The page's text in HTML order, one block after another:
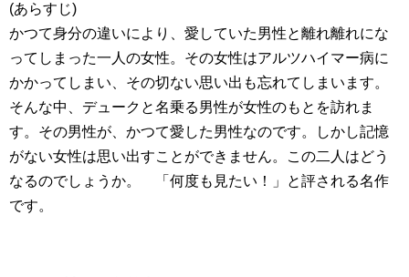
(あらすじ)
かつて身分の違いにより、愛していた男性と離れ離れにな
ってしまった一人の女性。その女性はアルツハイマー病に
かかってしまい、その切ない思い出も忘れてしまいます。
そんな中、デュークと名乗る男性が女性のもとを訪れま
す。その男性が、かつて愛した男性なのです。しかし記憶
がない女性は思い出すことができません。この二人はどう
なるのでしょうか。 「何度も見たい！」と評される名作
です。